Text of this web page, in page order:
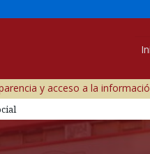
y acceso a la